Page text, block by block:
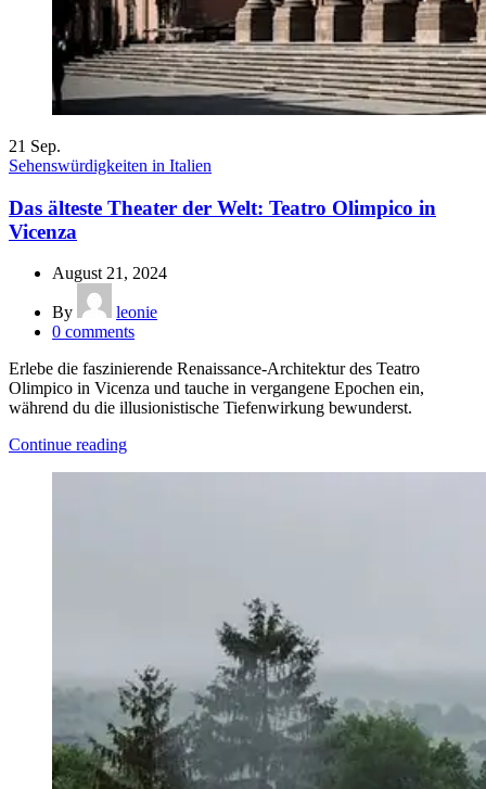
21 Sep.
Sehenswürdigkeiten in Italien
Das älteste Theater der Welt: Teatro Olimpico in
Vicenza
August 21, 2024
By
leonie
0 comments
Erlebe die faszinierende Renaissance-Architektur des Teatro
Olimpico in Vicenza und tauche in vergangene Epochen ein,
während du die illusionistische Tiefenwirkung bewunderst.
Continue reading